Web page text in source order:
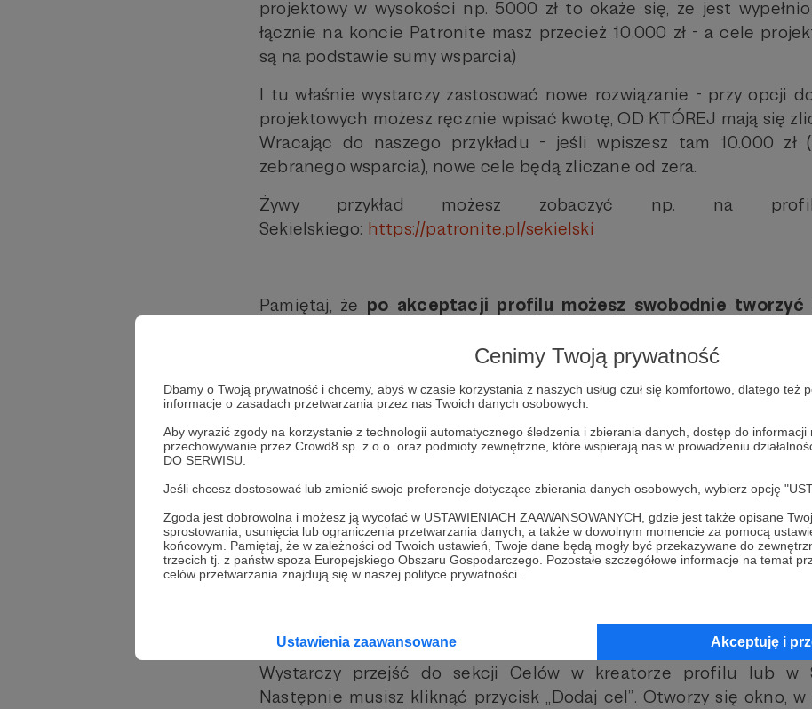
Cenimy Twoją prywatność
Dbamy o Twoją prywatność i chcemy, abyś w czasie korzystania z naszych usług czuł się komfortowo, dlatego też
informacje o zasadach przetwarzania przez nas Twoich danych osobowych.
Aby wyrazić zgody na korzystanie z technologii automatycznego śledzenia i zbierania danych, dostęp do
przechowywanie przez Crowd8 sp. z o.o. oraz podmioty zewnętrzne, które wspierają nas w prowadzeniu
DO SERWISU.
Jeśli chcesz dostosować lub zmienić swoje preferencje dotyczące zbierania danych osobowych, wybierz opcję
Zgoda jest dobrowolna i możesz ją wycofać w USTAWIENIACH ZAAWANSOWANYCH, gdzie jest także opisane
sprostowania, usunięcia lub ograniczenia przetwarzania danych, a także w dowolnym momencie za pomocą
końcowym. Pamiętaj, że w zależności od Twoich ustawień, Twoje dane będą mogły być przekazywane do
trzecich tj. z państw spoza Europejskiego Obszaru Gospodarczego. Pozostałe szczegółowe informacje na temat
celów przetwarzania znajdują się w naszej polityce prywatności.
Ustawienia zaawansowane Akceptuję i
projektowy w wysokości np. 5000 zł to okaże się, że jest
łącznie na koncie Patronite masz przecież 10.000 zł - a cele
są na podstawie sumy wsparcia)
I tu właśnie wystarczy zastosować nowe rozwiązanie - przy opcji
projektowych możesz ręcznie wpisać kwotę, OD KTÓREJ mają się
Wracając do naszego przykładu - jeśli wpiszesz tam 10.000 zł
zebranego wsparcia), nowe cele będą zliczane od zera.
Żywy przykład możesz zobaczyć np. na
Sekielskiego: https://patronite.pl/sekielski
Pamiętaj, że po akceptacji profilu możesz swobodnie tworzyć
projektowy – zakup kamery - i chcesz skupić uwagę społeczności
comiesięcznej kwoty).
Jak dodać cel?
Wystarczy przejść do sekcji Celów w kreatorze profilu lub w
Następnie musisz kliknąć przycisk „Dodaj cel”. Otworzy się okno,